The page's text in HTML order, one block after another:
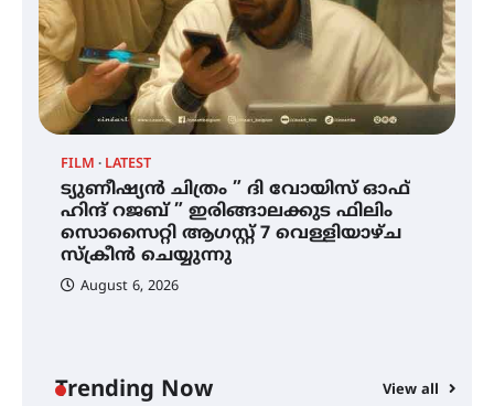
FILM LATEST
ട്യുണീഷ്യൻ ചിത്രം ” ദി വോയിസ് ഓഫ്
ഹിന്ദ് റജബ് ” ഇരിങ്ങാലക്കുട ഫിലിം
സൊസൈറ്റി ആഗസ്റ്റ് 7 വെള്ളിയാഴ്ച
സ്‌ക്രീൻ ചെയ്യുന്നു
August 6, 2026
Trending Now View all
ഐ.ഐ.ടി മദ്രാസ്സിൽ നിന്നും
ഡോക്ടറേറ്റ് – ഇരിങ്ങാലക്കുട
സ്വദേശി ആതിര എം കെ യുടെ
നേട്ടം പ്രതിസന്ധികളോട് പൊരുതി
ട്യുണീഷ്യൻ ചിത്രം ” ദി വോയിസ്
ഓഫ് ഹിന്ദ് റജബ് ” ഇരിങ്ങാലക്കുട
ഫിലിം സൊസൈറ്റി ആഗസ്റ്റ് 7
വെള്ളിയാഴ്ച സ്‌ക്രീൻ ചെയ്യുന്നു